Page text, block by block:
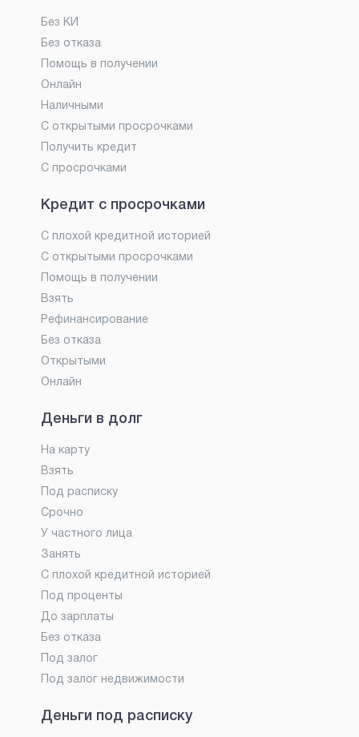
Без КИ
Без отказа
Помощь в получении
Онлайн
Наличными
С открытыми просрочками
Получить кредит
С просрочками
Кредит с просрочками
С плохой кредитной историей
С открытыми просрочками
Помощь в получении
Взять
Рефинансирование
Без отказа
Открытыми
Онлайн
Деньги в долг
На карту
Взять
Под расписку
Срочно
У частного лица
Занять
С плохой кредитной историей
Под проценты
До зарплаты
Без отказа
Под залог
Под залог недвижимости
Деньги под расписку